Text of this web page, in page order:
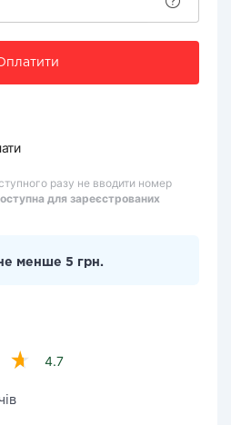
разу не вводити номер
для зареєстрованих
не менше 5 грн.
4.7